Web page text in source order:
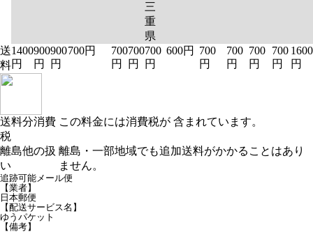
三
重
県
送
料
1400
円
900
円
900
円
700円
700
円
700
円
700
円
600円
700
円
700
円
700
円
700
円
1600
円
送料分消費
税
この料金には消費税が 含まれています。
離島他の扱
い
離島・一部地域でも追加送料がかかることはあり
ません。
追跡可能メール便
【業者】
日本郵便
【配送サービス名】
ゆうパケット
【備考】